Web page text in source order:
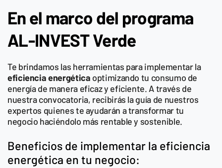
En el marco del programa
AL-INVEST Verde
Te brindamos las herramientas para implementar la
eficiencia energética optimizando tu consumo de
energía de manera eficaz y eficiente. A través de
nuestra convocatoria, recibirás la guía de nuestros
expertos quienes te ayudarán a transformar tu
negocio haciéndolo más rentable y sostenible.
Beneficios de implementar la eficiencia
energética en tu negocio: